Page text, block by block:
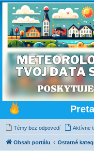
Témy bez odpovedí Aktívne
Obsah portálu Ostatné